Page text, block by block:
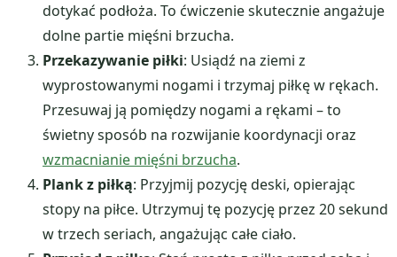
dotykać podłoża. To ćwiczenie skutecznie angażuje
dolne partie mięśni brzucha.
Przekazywanie piłki: Usiądź na ziemi z
wyprostowanymi nogami i trzymaj piłkę w rękach.
Przesuwaj ją pomiędzy nogami a rękami – to
świetny sposób na rozwijanie koordynacji oraz
wzmacnianie mięśni brzucha.
Plank z piłką: Przyjmij pozycję deski, opierając
stopy na piłce. Utrzymuj tę pozycję przez 20 sekund
w trzech seriach, angażując całe ciało.